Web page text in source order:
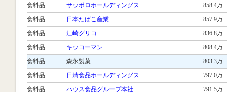
食料品
サッポロホールディングス
858.4万
食料品
日本たばこ産業
857.9万
食料品
江崎グリコ
836.8万
食料品
キッコーマン
808.4万
食料品
森永製菓
803.3万
食料品
日清食品ホールディングス
797.0万
食料品
ハウス食品グループ本社
791.5万